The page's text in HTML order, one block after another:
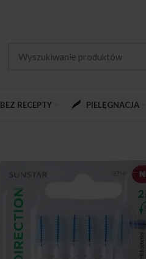
BEZ RECEPTY PIELĘGNACJA